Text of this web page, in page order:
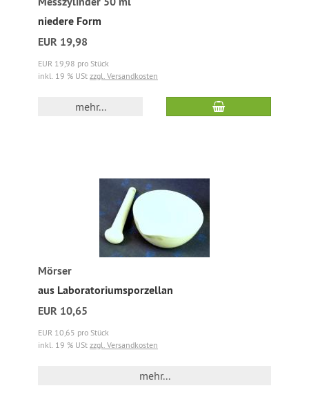
niedere Form
EUR 19,98
EUR 19,98 pro Stück
inkl. 19 % USt zzgl. Versandkosten
mehr...
Mörser
aus Laboratoriumsporzellan
EUR 10,65
EUR 10,65 pro Stück
inkl. 19 % USt zzgl. Versandkosten
mehr...